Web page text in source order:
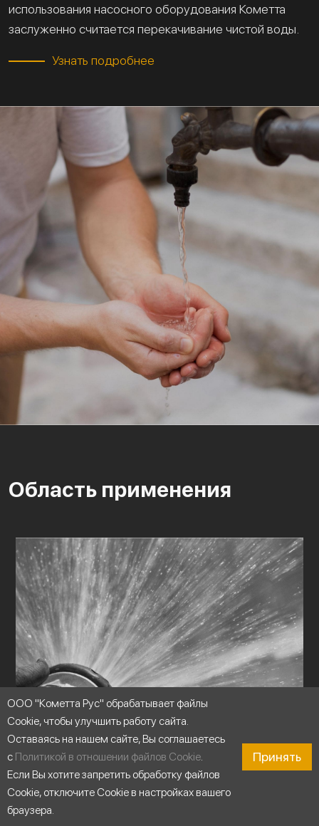
использования насосного оборудования Кометта
заслуженно считается перекачивание чистой воды.
Узнать подробнее
Область применения
ООО "Кометта Рус" обрабатывает файлы
Cookie, чтобы улучшить работу сайта.
Оставаясь на нашем сайте, Вы соглашаетесь
с Политикой в отношении файлов Cookie.
Если Вы хотите запретить обработку файлов
Cookie, отключите Cookie в настройках вашего
браузера.
Принять